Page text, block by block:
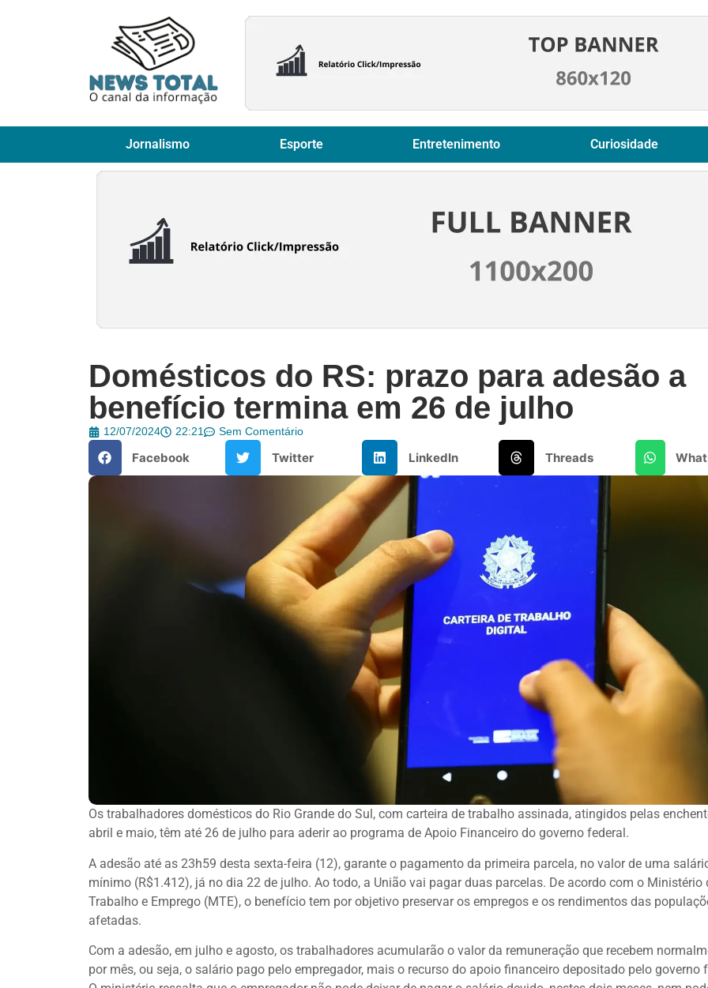
Jornalismo Esporte Entretenimento Curiosidade
Domésticos do RS: prazo para adesão a
benefício termina em 26 de julho
12/07/2024 22:21 Sem Comentário
Facebook Twitter LinkedIn Threads
Os trabalhadores domésticos do Rio Grande do Sul, com carteira de trabalho assinada, atingidos pelas
abril e maio, têm até 26 de julho para aderir ao programa de Apoio Financeiro do governo federal.
A adesão até as 23h59 desta sexta-feira (12), garante o pagamento da primeira parcela, no valor de uma
mínimo (R$1.412), já no dia 22 de julho. Ao todo, a União vai pagar duas parcelas. De acordo com o Ministério
Trabalho e Emprego (MTE), o benefício tem por objetivo preservar os empregos e os rendimentos das
afetadas.
Com a adesão, em julho e agosto, os trabalhadores acumularão o valor da remuneração que recebem
por mês, ou seja, o salário pago pelo empregador, mais o recurso do apoio financeiro depositado pelo governo